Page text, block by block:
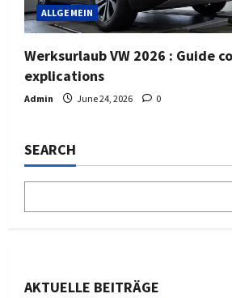
ALLGEMEIN
Werksurlaub VW 2026 : Guide
explications
Admin June 24, 2026 0
SEARCH
AKTUELLE BEITRÄGE